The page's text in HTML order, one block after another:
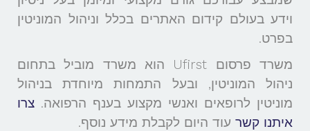
וידע בעולם קידום האתרים בכלל וניהול המוניטין
בפרט.
משרד פרסום Ufirst הוא משרד מוביל בתחום
ניהול המוניטין, ובעל התמחות מיוחדת בניהול
מוניטין לרופאים ואנשי מקצוע בענף הרפואה. צרו
איתנו קשר עוד היום לקבלת מידע נוסף.